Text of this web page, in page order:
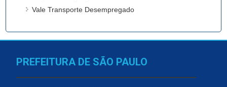
Vale Transporte Desempregado
PREFEITURA DE SÃO PAULO